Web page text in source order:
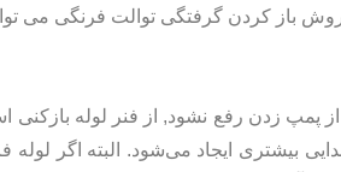
باز کردن گرفتگی توالت فرنگی می
از پمپ زدن رفع نشود, از فنر لوله
بیشتری ایجاد می‌شود. البته اگر